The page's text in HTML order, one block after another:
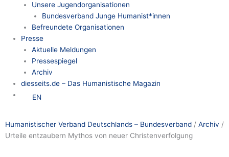
Unsere Jugendorganisationen
Bundesverband Junge Humanist*innen
Befreundete Organisationen
Presse
Aktuelle Meldungen
Pressespiegel
Archiv
diesseits.de – Das Humanistische Magazin
EN
Humanistischer Verband Deutschlands – Bundesverband / Archiv /
Urteile entzaubern Mythos von neuer Christenverfolgung